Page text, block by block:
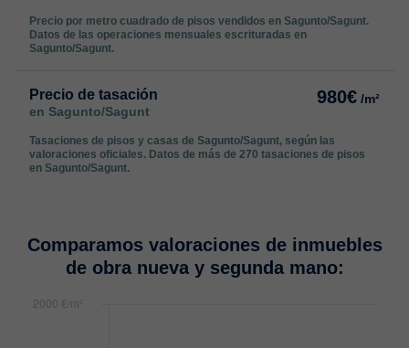
Precio por metro cuadrado de pisos vendidos en Sagunto/Sagunt.
Datos de las operaciones mensuales escrituradas en
Sagunto/Sagunt.
Precio de tasación
en Sagunto/Sagunt
980€ /m²
Tasaciones de pisos y casas de Sagunto/Sagunt, según las
valoraciones oficiales. Datos de más de 270 tasaciones de pisos
en Sagunto/Sagunt.
Comparamos valoraciones de inmuebles
de obra nueva y segunda mano: